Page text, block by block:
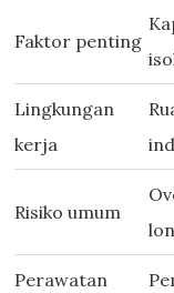
Faktor penting
Lingkungan
kerja
Risiko umum
Perawatan